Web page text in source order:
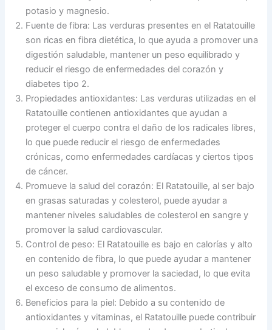
potasio y magnesio.
Fuente de fibra: Las verduras presentes en el Ratatouille
son ricas en fibra dietética, lo que ayuda a promover una
digestión saludable, mantener un peso equilibrado y
reducir el riesgo de enfermedades del corazón y
diabetes tipo 2.
Propiedades antioxidantes: Las verduras utilizadas en el
Ratatouille contienen antioxidantes que ayudan a
proteger el cuerpo contra el daño de los radicales libres,
lo que puede reducir el riesgo de enfermedades
crónicas, como enfermedades cardíacas y ciertos tipos
de cáncer.
Promueve la salud del corazón: El Ratatouille, al ser bajo
en grasas saturadas y colesterol, puede ayudar a
mantener niveles saludables de colesterol en sangre y
promover la salud cardiovascular.
Control de peso: El Ratatouille es bajo en calorías y alto
en contenido de fibra, lo que puede ayudar a mantener
un peso saludable y promover la saciedad, lo que evita
el exceso de consumo de alimentos.
Beneficios para la piel: Debido a su contenido de
antioxidantes y vitaminas, el Ratatouille puede contribuir